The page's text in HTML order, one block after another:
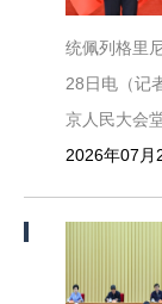
统佩列格里
28日电（记
京人民大会
2026年07月